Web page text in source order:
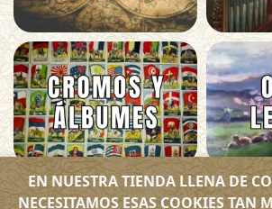
EN NUESTRA TIENDA LLENA DE
NECESITAMOS ESAS COOKIES TAN